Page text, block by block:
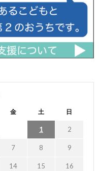
金 土 日
1 2
7 8 9
14 15 16